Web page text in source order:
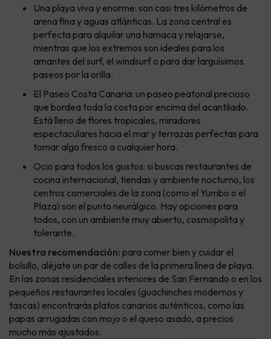
Una playa viva y enorme: son casi tres kilómetros de
arena fina y aguas atlánticas. La zona central es
perfecta para alquilar una hamaca y relajarse,
mientras que los extremos son ideales para los
amantes del surf, el windsurf o para dar larguísimos
paseos por la orilla.
El Paseo Costa Canaria: un paseo peatonal precioso
que bordea toda la costa por encima del acantilado.
Está lleno de flores tropicales, miradores
espectaculares hacia el mar y terrazas perfectas para
tomar algo fresco a cualquier hora.
Ocio para todos los gustos: si buscas restaurantes de
cocina internacional, tiendas y ambiente nocturno, los
centros comerciales de la zona (como el Yumbo o el
Plaza) son el punto neurálgico. Hay opciones para
todos, con un ambiente muy abierto, cosmopolita y
tolerante.
Nuestra recomendación: para comer bien y cuidar el
bolsillo, aléjate un par de calles de la primera línea de playa.
En las zonas residenciales interiores de San Fernando o en los
pequeños restaurantes locales (guachinches modernos y
tascas) encontrarás platos canarios auténticos, como las
papas arrugadas con mojo o el queso asado, a precios
mucho más ajustados.